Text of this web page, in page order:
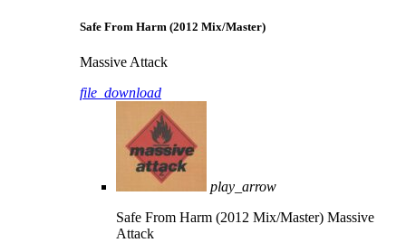
Safe From Harm (2012 Mix/Master)
Massive Attack
file_download
play_arrow
Safe From Harm (2012 Mix/Master) Massive
Attack